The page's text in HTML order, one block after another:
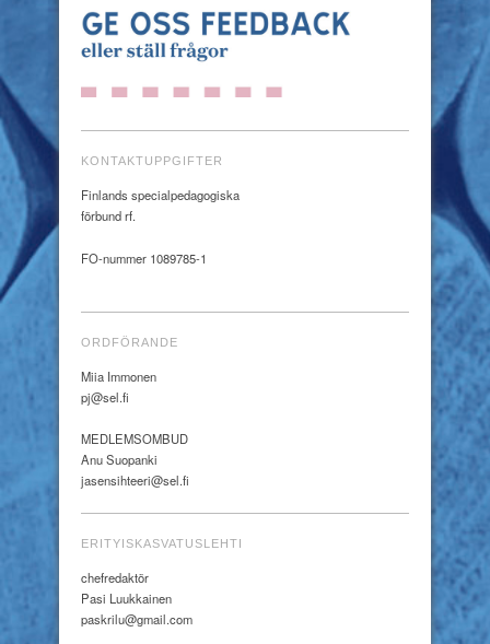
KONTAKTUPPGIFTER
Finlands specialpedagogiska
förbund rf.
FO-nummer 1089785-1
ORDFÖRANDE
Miia Immonen
pj@sel.fi
MEDLEMSOMBUD
Anu Suopanki
jasensihteeri@sel.fi
ERITYISKASVATUSLEHTI
chefredaktör
Pasi Luukkainen
paskrilu@gmail.com